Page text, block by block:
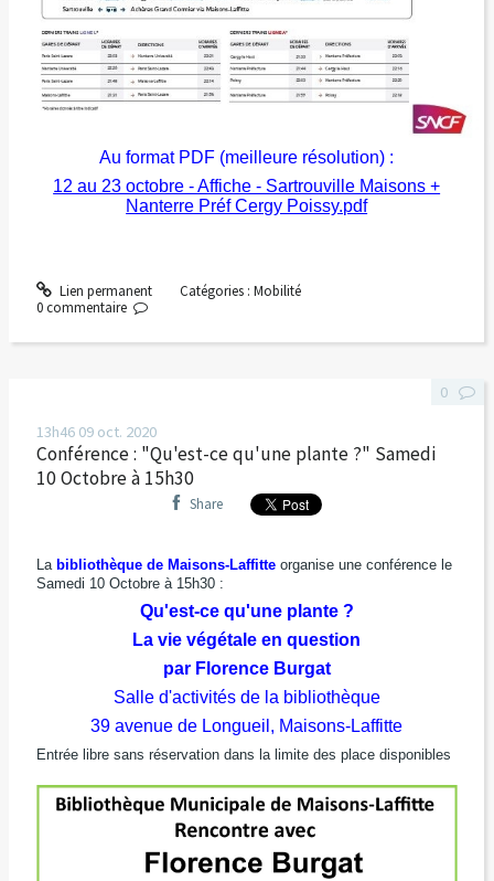
Au format PDF (meilleure résolution) :
12 au 23 octobre - Affiche - Sartrouville Maisons +
Nanterre Préf Cergy Poissy.pdf
Lien permanent Catégories : Mobilité
0 commentaire
13h46 09 oct. 2020
Conférence : "Qu'est-ce qu'une plante ?" Samedi
10 Octobre à 15h30
Share
La bibliothèque de Maisons-Laffitteorganise une conférence le
Samedi 10 Octobre à 15h30 :
Qu'est-ce qu'une plante ?
La vie végétale en question
par Florence Burgat
Salle d'activités de la bibliothèque
39 avenue de Longueil, Maisons-Laffitte
Entrée libre sans réservation dans la limite des place disponibles
0